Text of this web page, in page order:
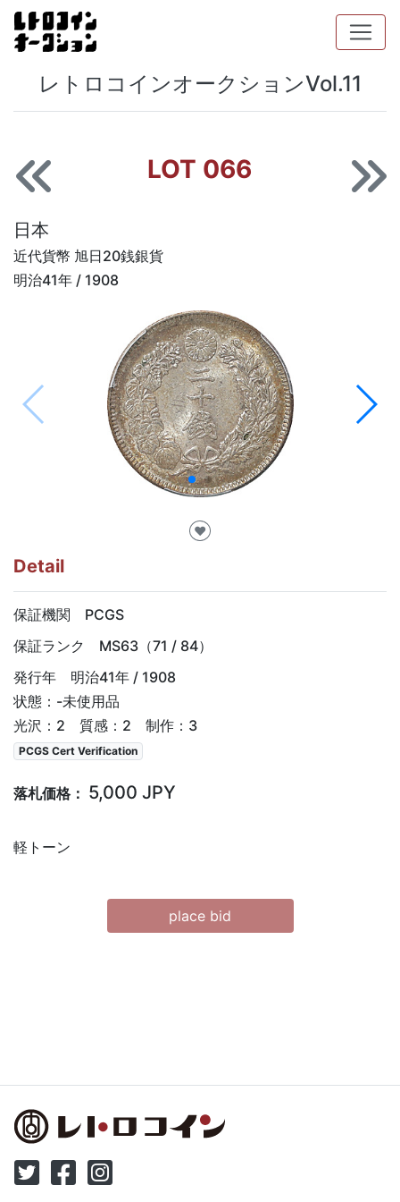
レトロコインオークションVol.11
LOT 066
日本
近代貨幣 旭日20銭銀貨
明治41年 / 1908
♥
Detail
保証機関 PCGS
保証ランク MS63（71 / 84）
発行年 明治41年 / 1908
状態：-未使用品
光沢：2 質感：2 制作：3
PCGS Cert Verification
落札価格： 5,000 JPY
軽トーン
place bid